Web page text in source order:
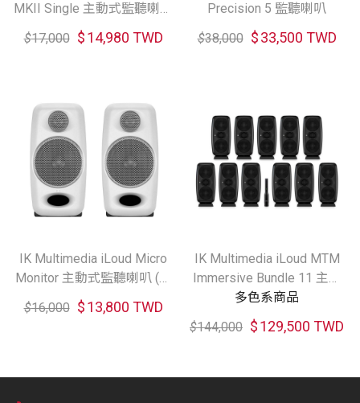
MKII Single 主動式監聽喇叭
(共2色)
$17,000 $14,980 TWD
Precision 5 監聽喇叭
$38,000 $33,500 TWD
IK Multimedia iLoud Micro
Monitor 主動式監聽喇叭 (共
2色)
$16,000 $13,800 TWD
IK Multimedia iLoud MTM
Immersive Bundle 11 主動
式監聽喇叭套組
多色系商品
$144,000 $129,500 TWD